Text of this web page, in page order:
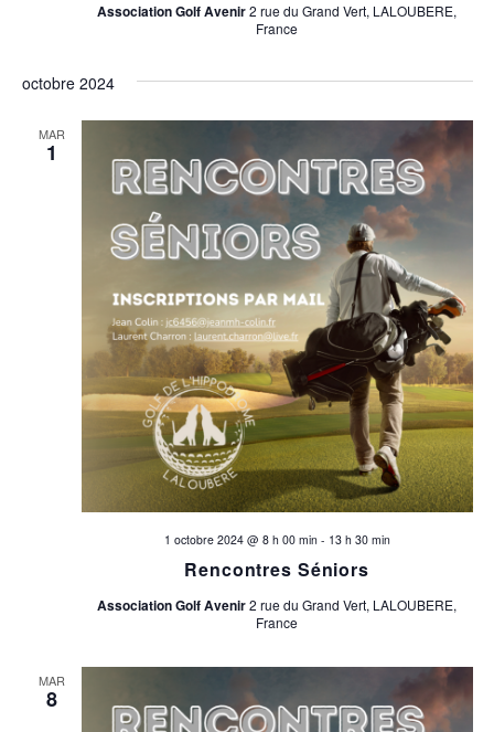
Association Golf Avenir2 rue du Grand Vert, LALOUBERE,
France
octobre 2024
MAR
1
Rencontres Séniors
1 octobre 2024 @ 8 h 00 min- 13 h 30 min
Association Golf Avenir2 rue du Grand Vert, LALOUBERE,
France
MAR
8